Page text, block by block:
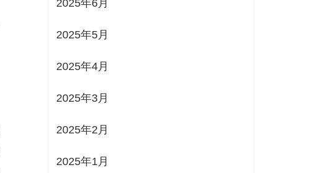
2025年6月
2025年5月
2025年4月
2025年3月
2025年2月
2025年1月